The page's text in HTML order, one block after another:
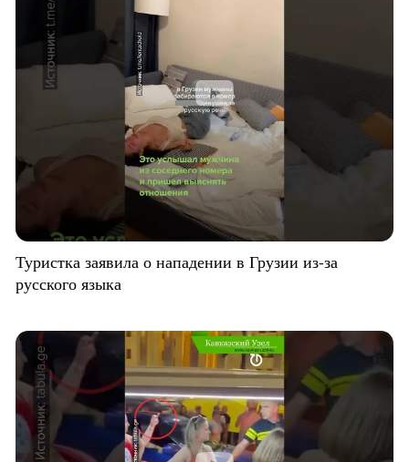
Туристка заявила о нападении в Грузии из-за
русского языка